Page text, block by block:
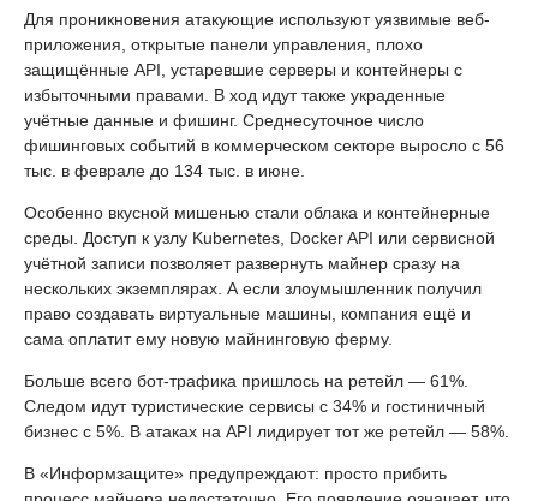
Для проникновения атакующие используют уязвимые веб-
приложения, открытые панели управления, плохо
защищённые API, устаревшие серверы и контейнеры с
избыточными правами. В ход идут также украденные
учётные данные и фишинг. Среднесуточное число
фишинговых событий в коммерческом секторе выросло с 56
тыс. в феврале до 134 тыс. в июне.
Особенно вкусной мишенью стали облака и контейнерные
среды. Доступ к узлу Kubernetes, Docker API или сервисной
учётной записи позволяет развернуть майнер сразу на
нескольких экземплярах. А если злоумышленник получил
право создавать виртуальные машины, компания ещё и
сама оплатит ему новую майнинговую ферму.
Больше всего бот-трафика пришлось на ретейл — 61%.
Следом идут туристические сервисы с 34% и гостиничный
бизнес с 5%. В атаках на API лидирует тот же ретейл — 58%.
В «Информзащите» предупреждают: просто прибить